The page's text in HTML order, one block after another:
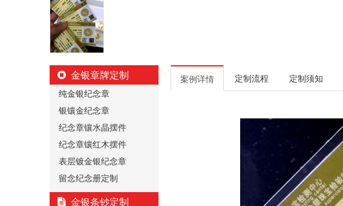
金银章牌定制
纯金银纪念章
银镶金纪念章
纪念章镶水晶摆件
纪念章镶红木摆件
表层镀金银纪念章
留念纪念册定制
金银条钞定制
案例详情 定制流程 定制须知